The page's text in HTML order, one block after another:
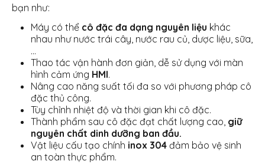
bạn như:
Máy có thể cô đặc đa dạng nguyên liệu khác
nhau như nước trái cây, nước rau củ, dược liệu, sữa,
…
Thao tác vận hành đơn giản, dễ sử dụng với màn
hình cảm ứng HMI.
Nâng cao năng suất tối đa so với phương pháp cô
đặc thủ công.
Tùy chỉnh nhiệt độ và thời gian khi cô đặc.
Thành phẩm sau cô đặc đạt chất lượng cao, giữ
nguyên chất dinh dưỡng ban đầu.
Vật liệu cấu tạo chính inox 304 đảm bảo vệ sinh
an toàn thực phẩm.